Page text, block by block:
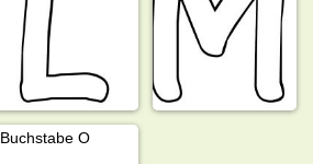
Buchstabe O